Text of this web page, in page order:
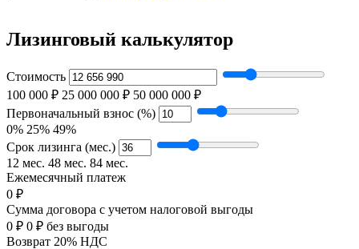
Лизинговый калькулятор
Стоимость
100 000 ₽ 25 000 000 ₽ 50 000 000 ₽
Первоначальный взнос (%)
0% 25% 49%
Срок лизинга (мес.)
12 мес. 48 мес. 84 мес.
Ежемесячный платеж
0 ₽
Сумма договора с учетом налоговой выгоды
0 ₽ 0 ₽ без выгоды
Возврат 20% НДС